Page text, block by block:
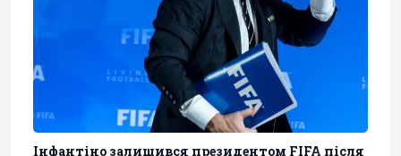
Інфантіно залишився президентом FIFA після